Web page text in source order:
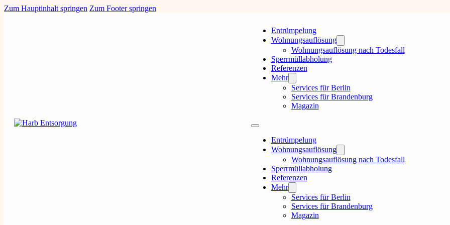
Zum Hauptinhalt springen Zum Footer springen
Entrümpelung
Wohnungsauflösung
Wohnungsauflösung nach Todesfall
Sperrmüllabholung
Referenzen
Mehr
Services für Berlin
Services für Brandenburg
Magazin
Entrümpelung
Wohnungsauflösung
Wohnungsauflösung nach Todesfall
Sperrmüllabholung
Referenzen
Mehr
Services für Berlin
Services für Brandenburg
Magazin